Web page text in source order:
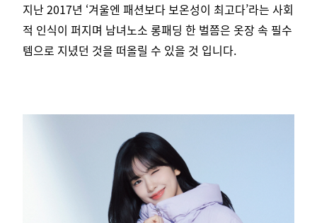
지난 2017년 ‘겨울엔 패션보다 보온성이 최고다’라는 사회
적 인식이 퍼지며 남녀노소 롱패딩 한 벌쯤은 옷장 속 필수
템으로 지녔던 것을 떠올릴 수 있을 것 입니다.